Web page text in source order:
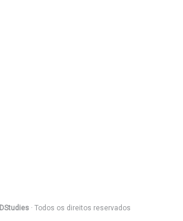
IDStudies· Todos os direitos reservados